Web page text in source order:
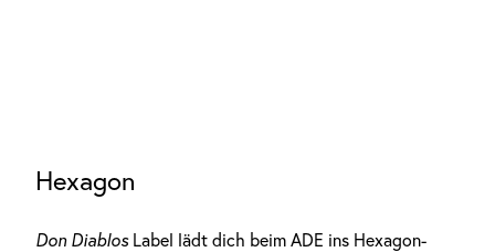
Hexagon
Don DiablosLabel lädt dich beim ADE ins Hexagon-